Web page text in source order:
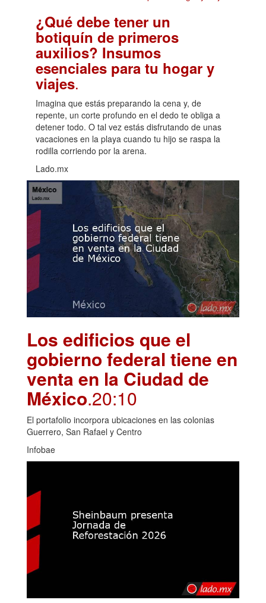
¿Qué debe tener un
botiquín de primeros
auxilios? Insumos
esenciales para tu hogar y
viajes.
Imagina que estás preparando la cena y, de
repente, un corte profundo en el dedo te obliga a
detener todo. O tal vez estás disfrutando de unas
vacaciones en la playa cuando tu hijo se raspa la
rodilla corriendo por la arena.
Lado.mx
Los edificios que el
gobierno federal tiene en
venta en la Ciudad de
México.20:10
El portafolio incorpora ubicaciones en las colonias
Guerrero, San Rafael y Centro
Infobae